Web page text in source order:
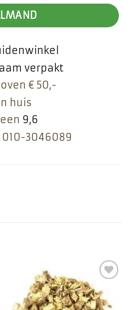
verpakt
€ 50,-
huis
9,6
010-3046089
Toevoegen
aan
favorieten